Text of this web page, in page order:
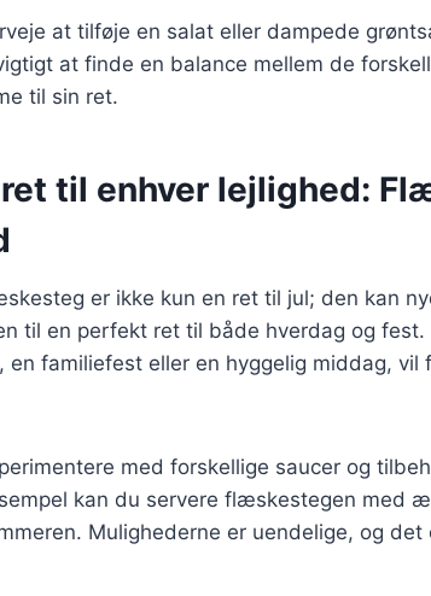
at tilføje en salat eller dampede
at finde en balance mellem de
til sin ret.
til enhver lejlighed:
er ikke kun en ret til jul; den kan
til en perfekt ret til både hverdag og
en familiefest eller en hyggelig middag,
med forskellige saucer og
kan du servere flæskestegen med
Mulighederne er uendelige, og